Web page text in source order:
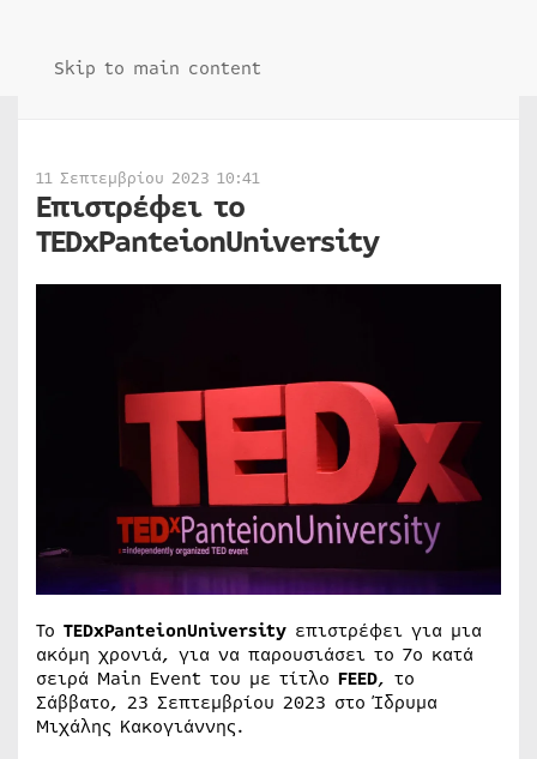
Skip to main content
11 Σεπτεμβρίου 2023 10:41
Επιστρέφει το
TEDxPanteionUniversity
Το TEDxPanteionUniversity επιστρέφει για μια
ακόμη χρονιά, για να παρουσιάσει το 7o κατά
σειρά Main Event του με τίτλο FEED, το
Σάββατο, 23 Σεπτεμβρίου 2023 στο Ίδρυμα
Μιχάλης Κακογιάννης.